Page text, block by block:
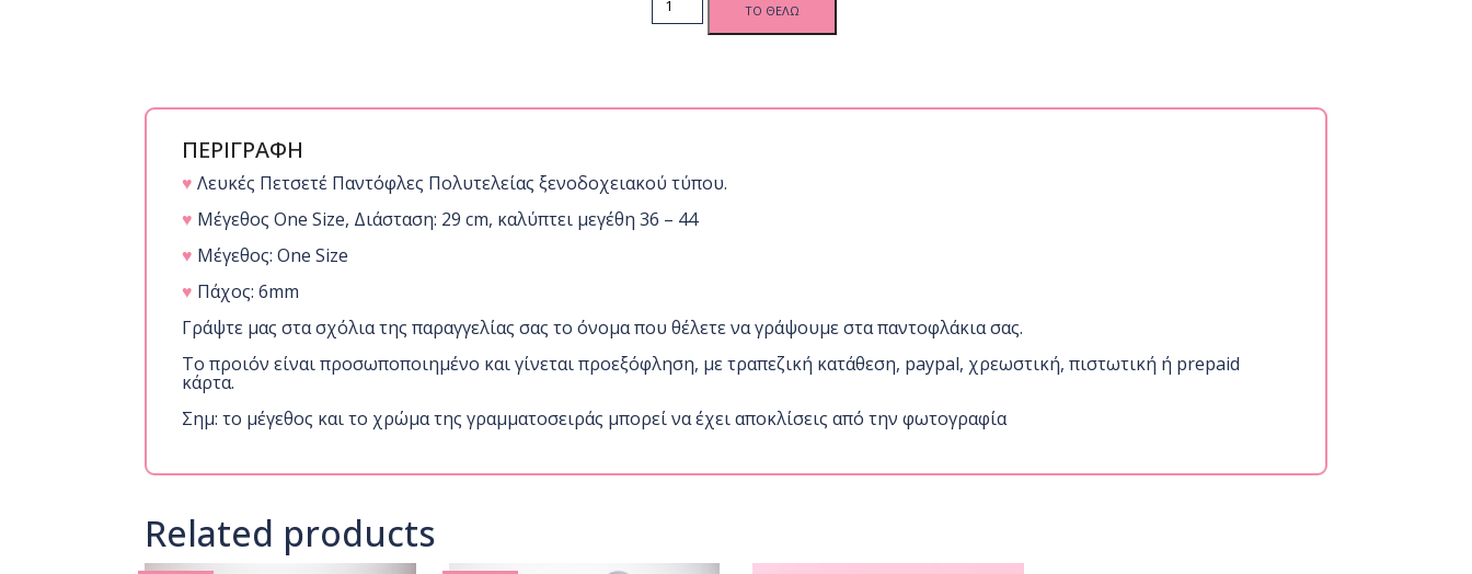
Νυφικές
Παντόφλες
ΤΟ ΘΕΛΩ
ΠΕΡΙΓΡΑΦΗ
♥ Λευκές Πετσετέ Παντόφλες Πολυτελείας ξενοδοχειακού τύπου.
♥ Μέγεθος One Size, Διάσταση: 29 cm, καλύπτει μεγέθη 36 – 44
♥ Μέγεθος: One Size
♥ Πάχος: 6mm
Γράψτε μας στα σχόλια της παραγγελίας σας το όνομα που θέλετε να γράψουμε στα παντοφλάκια σας.
Το προιόν είναι προσωποποιημένο και γίνεται προεξόφληση, με τραπεζική κατάθεση, paypal, χρεωστική, πιστωτική ή prepaid
κάρτα.
Σημ: το μέγεθος και το χρώμα της γραμματοσειράς μπορεί να έχει αποκλίσεις από την φωτογραφία
Related products